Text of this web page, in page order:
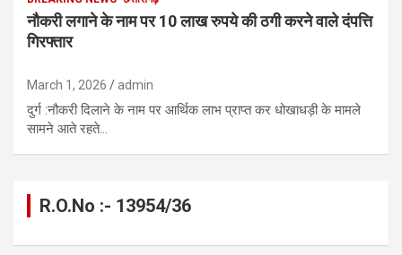
नौकरी लगाने के नाम पर 10 लाख रुपये की ठगी करने वाले दंपत्ति
गिरफ्तार
March 1, 2026 admin
दुर्ग :नौकरी दिलाने के नाम पर आर्थिक लाभ प्राप्त कर धोखाधड़ी के मामले
सामने आते रहते…
R.O.No :- 13954/36